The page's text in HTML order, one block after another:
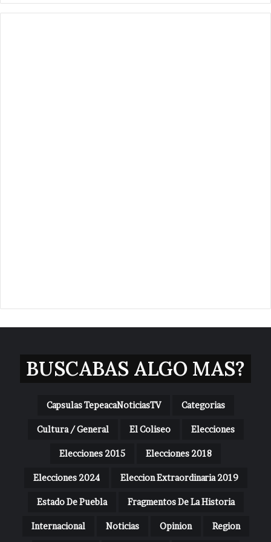
San
Nicolás
BUSCABAS ALGO MAS?
Capsulas TepeacaNoticiasTV Categorias
Cultura / General El Coliseo Elecciones
Elecciones 2015 Elecciones 2018
Elecciones 2024 Eleccion Extraordinaria 2019
Estado De Puebla Fragmentos De La Historia
Internacional Noticias Opinion Region